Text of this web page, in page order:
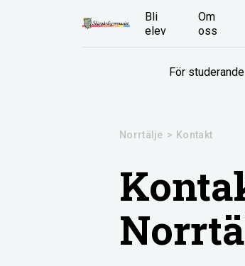
Bli
elev
Om
oss
För studerande
Norrtälje > Kontakt